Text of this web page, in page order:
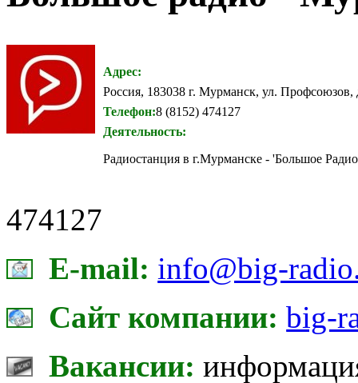
Адрес:
Россия, 183038 г. Мурманск, ул. Профсоюзов,
Телефон:8 (8152) 474127
Деятельность:
Радиостанция в г.Мурманске - 'Большое
474127
E-mail: info@big-
Сайт компании:big-
Вакансии: